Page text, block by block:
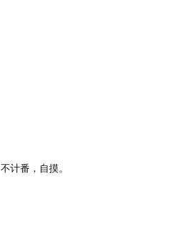
计番，自摸。